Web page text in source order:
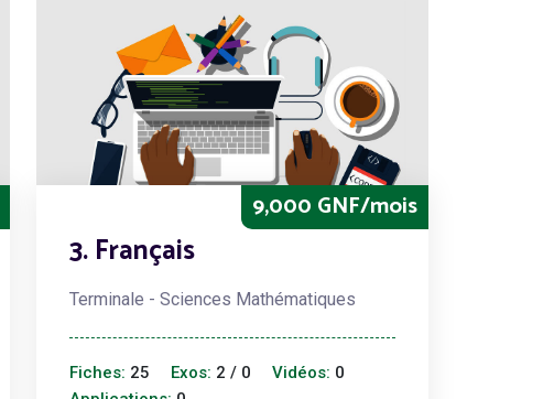
9,000 GNF/mois
3. Français
Terminale - Sciences Mathématiques
Fiches: 25 Exos: 2 / 0 Vidéos: 0